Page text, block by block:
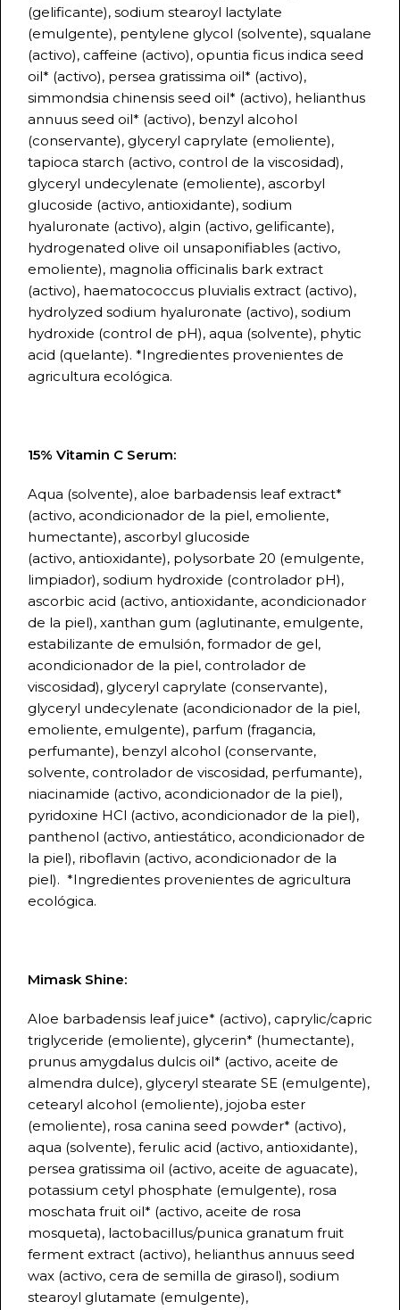
(gelificante), sodium stearoyl lactylate
(emulgente), pentylene glycol (solvente), squalane
(activo), caffeine (activo), opuntia ficus indica seed
oil* (activo), persea gratissima oil* (activo),
simmondsia chinensis seed oil* (activo), helianthus
annuus seed oil* (activo), benzyl alcohol
(conservante), glyceryl caprylate (emoliente),
tapioca starch (activo, control de la viscosidad),
glyceryl undecylenate (emoliente), ascorbyl
glucoside (activo, antioxidante), sodium
hyaluronate (activo), algin (activo, gelificante),
hydrogenated olive oil unsaponifiables (activo,
emoliente), magnolia officinalis bark extract
(activo), haematococcus pluvialis extract (activo),
hydrolyzed sodium hyaluronate (activo), sodium
hydroxide (control de pH), aqua (solvente), phytic
acid (quelante). *Ingredientes provenientes de
agricultura ecológica.
15% Vitamin C Serum:
Aqua (solvente), aloe barbadensis leaf extract*
(activo, acondicionador de la piel, emoliente,
humectante), ascorbyl glucoside
(activo, antioxidante), polysorbate 20 (emulgente,
limpiador), sodium hydroxide (controlador pH),
ascorbic acid (activo, antioxidante, acondicionador
de la piel), xanthan gum (aglutinante, emulgente,
estabilizante de emulsión, formador de gel,
acondicionador de la piel, controlador de
viscosidad), glyceryl caprylate (conservante),
glyceryl undecylenate (acondicionador de la piel,
emoliente, emulgente), parfum (fragancia,
perfumante), benzyl alcohol (conservante,
solvente, controlador de viscosidad, perfumante),
niacinamide (activo, acondicionador de la piel),
pyridoxine HCl (activo, acondicionador de la piel),
panthenol (activo, antiestático, acondicionador de
la piel), riboflavin (activo, acondicionador de la
piel). *Ingredientes provenientes de agricultura
ecológica.
Mimask Shine:
Aloe barbadensis leaf juice* (activo), caprylic/capric
triglyceride (emoliente), glycerin* (humectante),
prunus amygdalus dulcis oil* (activo, aceite de
almendra dulce), glyceryl stearate SE (emulgente),
cetearyl alcohol (emoliente), jojoba ester
(emoliente), rosa canina seed powder* (activo),
aqua (solvente), ferulic acid (activo, antioxidante),
persea gratissima oil (activo, aceite de aguacate),
potassium cetyl phosphate (emulgente), rosa
moschata fruit oil* (activo, aceite de rosa
mosqueta), lactobacillus/punica granatum fruit
ferment extract (activo), helianthus annuus seed
wax (activo, cera de semilla de girasol), sodium
stearoyl glutamate (emulgente),